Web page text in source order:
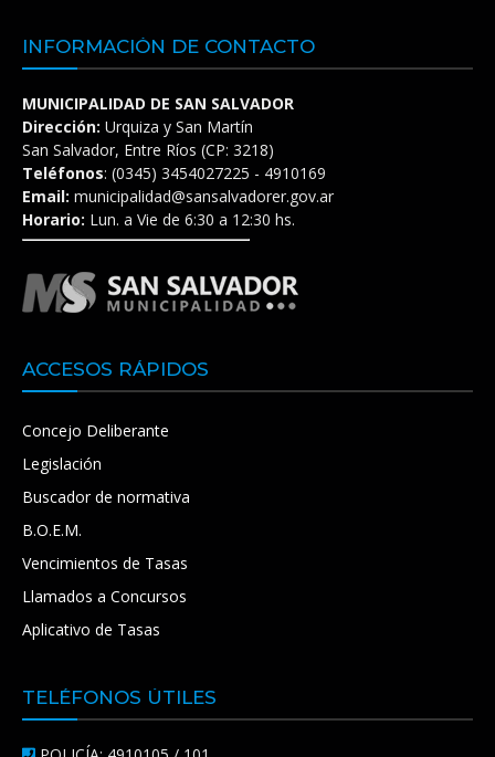
INFORMACIÓN DE CONTACTO
MUNICIPALIDAD DE SAN SALVADOR
Dirección: Urquiza y San Martín
San Salvador, Entre Ríos (CP: 3218)
Teléfonos: (0345) 3454027225 - 4910169
Email: municipalidad@sansalvadorer.gov.ar
Horario: Lun. a Vie de 6:30 a 12:30 hs.
ACCESOS RÁPIDOS
Concejo Deliberante
Legislación
Buscador de normativa
B.O.E.M.
Vencimientos de Tasas
Llamados a Concursos
Aplicativo de Tasas
TELÉFONOS ÚTILES